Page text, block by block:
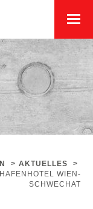
> AKTUELLES
>
WIEN-
SCHWECHAT